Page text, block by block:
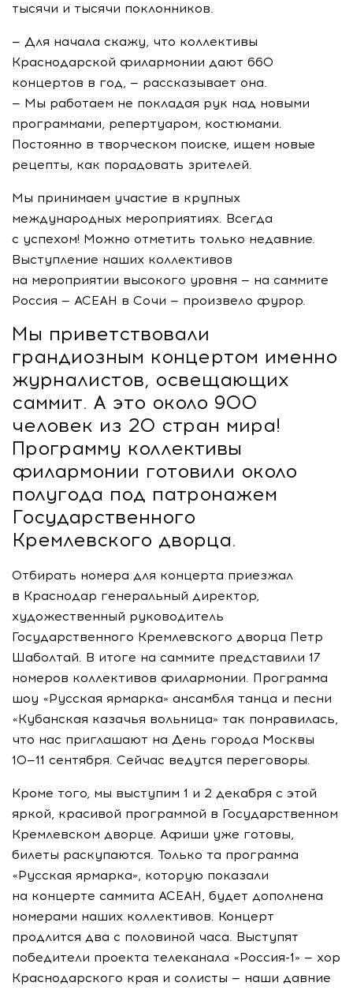
тысячи и тысячи поклонников.
— Для начала скажу, что коллективы
Краснодарской филармонии дают 660
концертов в год, — рассказывает она.
— Мы работаем не покладая рук над новыми
программами, репертуаром, костюмами.
Постоянно в творческом поиске, ищем новые
рецепты, как порадовать зрителей.
Мы принимаем участие в крупных
международных мероприятиях. Всегда
с успехом! Можно отметить только недавние.
Выступление наших коллективов
на мероприятии высокого уровня — на саммите
Россия — АСЕАН в Сочи — произвело фурор.
Мы приветствовали
грандиозным концертом именно
журналистов, освещающих
саммит. А это около 900
человек из 20 стран мира!
Программу коллективы
филармонии готовили около
полугода под патронажем
Государственного
Кремлевского дворца.
Отбирать номера для концерта приезжал
в Краснодар генеральный директор,
художественный руководитель
Государственного Кремлевского дворца Петр
Шаболтай. В итоге на саммите представили 17
номеров коллективов филармонии. Программа
шоу «Русская ярмарка» ансамбля танца и песни
«Кубанская казачья вольница» так понравилась,
что нас приглашают на День города Москвы
10—11 сентября. Сейчас ведутся переговоры.
Кроме того, мы выступим 1 и 2 декабря с этой
яркой, красивой программой в Государственном
Кремлевском дворце. Афиши уже готовы,
билеты раскупаются. Только та программа
«Русская ярмарка», которую показали
на концерте саммита АСЕАН, будет дополнена
номерами наших коллективов. Концерт
продлится два с половиной часа. Выступят
победители проекта телеканала «Россия-1» — хор
Краснодарского края и солисты — наши давние